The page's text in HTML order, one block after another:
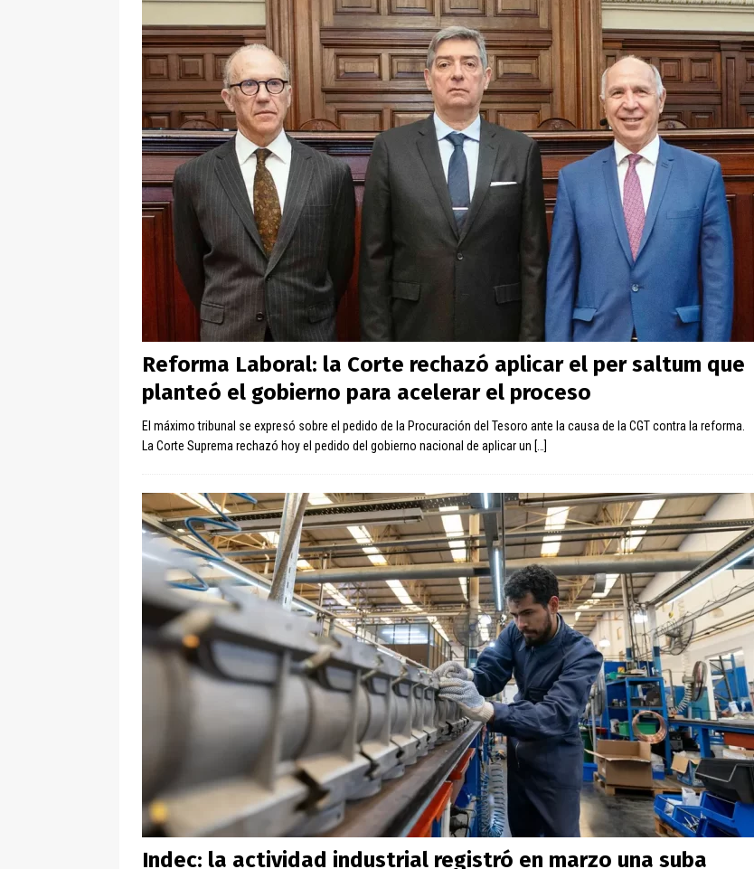
Reforma Laboral: la Corte rechazó aplicar el per saltum que
planteó el gobierno para acelerar el proceso
El máximo tribunal se expresó sobre el pedido de la Procuración del Tesoro ante la causa de la CGT contra la reforma.
La Corte Suprema rechazó hoy el pedido del gobierno nacional de aplicar un […]
Indec: la actividad industrial registró en marzo una suba